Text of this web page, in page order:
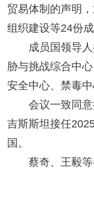
贸易体制的声明
组织建设等24份成
成员国领导人
胁与挑战综合中
安全中心、禁毒中
会议一致同意
吉斯斯坦接任
国。
蔡奇、王毅等